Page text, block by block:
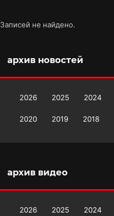
Записей не найдено.
архив новостей
2026 2025 2024
2020 2019 2018
архив видео
2026 2025 2024